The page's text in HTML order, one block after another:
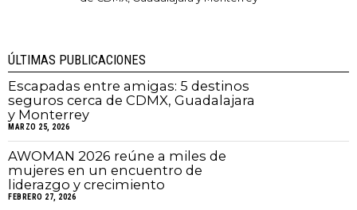
ÚLTIMAS PUBLICACIONES
Escapadas entre amigas: 5 destinos
seguros cerca de CDMX, Guadalajara
y Monterrey
MARZO 25, 2026
AWOMAN 2026 reúne a miles de
mujeres en un encuentro de
liderazgo y crecimiento
FEBRERO 27, 2026